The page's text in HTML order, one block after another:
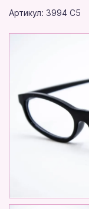
Артикул: 3994 C5